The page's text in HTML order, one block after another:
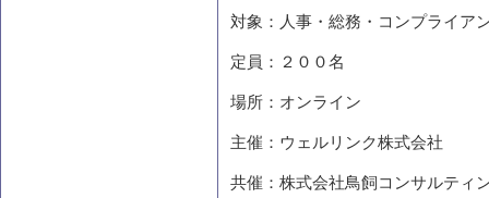
対象：⼈事・総務・コンプライア
定員：２００名
場所：オンライン
主催：ウェルリンク株式会社
共催：株式会社鳥飼コンサルティ